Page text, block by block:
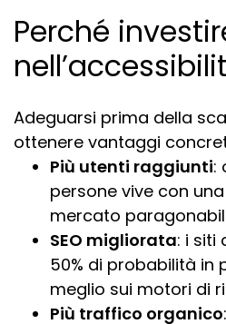
Perché
Adeguarsi prima della
ottenere vantaggi
Più utenti raggiunti:
persone vive con
mercato
SEO migliorata: i siti
50% di probabilità in
meglio sui motori di
Più traffico organico